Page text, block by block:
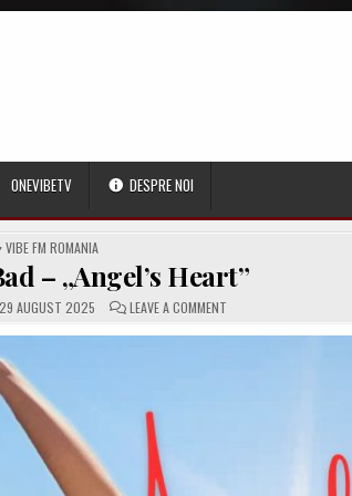
ONEVIBETV DESPRE NOI
POSTED
IN
VIBE FM ROMANIA
– „Angel’s Heart”
29 AUGUST 2025 LEAVE A COMMENTON
&